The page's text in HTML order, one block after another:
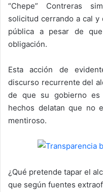
“Chepe” Contreras
solicitud cerrando a cal y
pública a pesar de
obligación.
Esta acción de
discurso recurrente del
de que su gobierno es
hechos delatan que no
mentiroso.
¿Qué pretende tapar el
que según fuentes